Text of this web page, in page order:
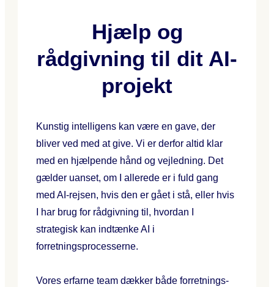
Hjælp og
rådgivning til dit AI-
projekt
Kunstig intelligens kan være en gave, der
bliver ved med at give. Vi er derfor altid klar
med en hjælpende hånd og vejledning. Det
gælder uanset, om I allerede er i fuld gang
med AI-rejsen, hvis den er gået i stå, eller hvis
I har brug for rådgivning til, hvordan I
strategisk kan indtænke AI i
forretningsprocesserne.
Vores erfarne team dækker både forretnings-